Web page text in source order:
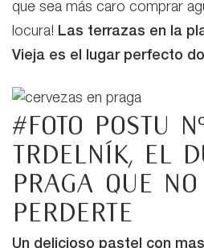
que sea más caro comprar
locura! Las terrazas en la
Vieja es el lugar perfecto
#Foto postu
trdelník, el
Praga que no
perderte
Un delicioso pastel con